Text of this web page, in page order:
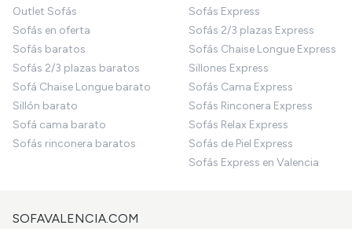
Outlet Sofás
Sofás en oferta
Sofás baratos
Sofás 2/3 plazas baratos
Sofá Chaise Longue barato
Sillón barato
Sofá cama barato
Sofás rinconera baratos
Sofás Express
Sofás 2/3 plazas Express
Sofás Chaise Longue Express
Sillones Express
Sofás Cama Express
Sofás Rinconera Express
Sofás Relax Express
Sofás de Piel Express
Sofás Express en Valencia
SOFAVALENCIA.COM